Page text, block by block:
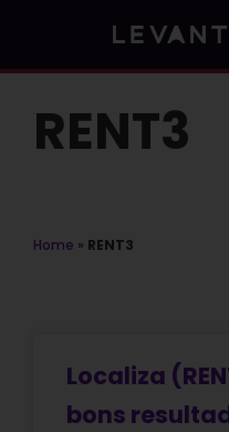
RENT3
Home » RENT3
Localiza
bons